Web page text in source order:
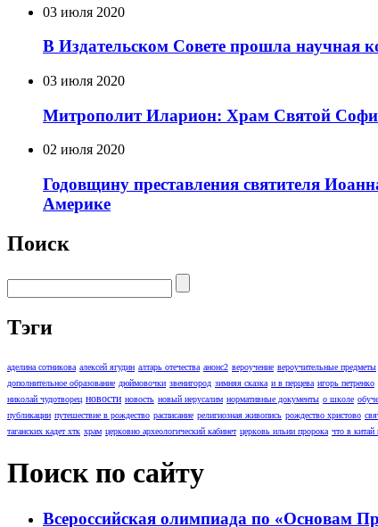
03 июля 2020
В Издательском Совете прошла научная
03 июля 2020
Митрополит Иларион: Храм Святой Софии
02 июля 2020
Годовщину преставления святителя
Америке
Поиск
Тэги
аделина сотникова алексей ягудин алтарь отечества анонс2 вероучение вероучительные предметы
дополнительное образование дюймовочки звенигород зимняя сказка и в перцева игорь петренко
николай чудотворец новости новость новый иерусалим нормативные документы о школе
публикации путешествие в рождество расписание религиозная живопись рождество христово
таганских кадет хтк храм церковно археологический кабинет церковь ильии пророка что в китай
Поиск по сайту
Всероссийская олимпиада по «Основам